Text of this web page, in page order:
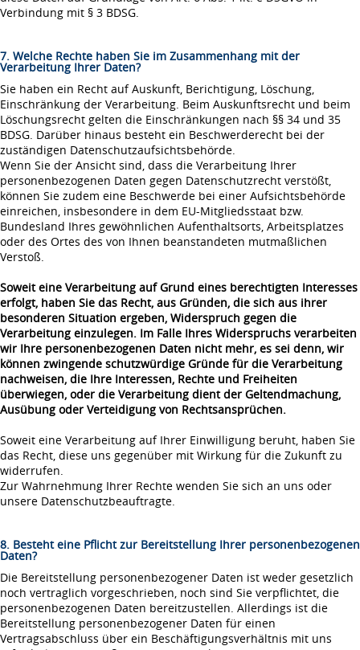
Verbindung mit § 3 BDSG.
7. Welche Rechte haben Sie im Zusammenhang mit der
Verarbeitung Ihrer Daten?
Sie haben ein Recht auf Auskunft, Berichtigung, Löschung,
Einschränkung der Verarbeitung. Beim Auskunftsrecht und beim
Löschungsrecht gelten die Einschränkungen nach §§ 34 und 35
BDSG. Darüber hinaus besteht ein Beschwerderecht bei der
zuständigen Datenschutzaufsichtsbehörde.
Wenn Sie der Ansicht sind, dass die Verarbeitung Ihrer
personenbezogenen Daten gegen Datenschutzrecht verstößt,
können Sie zudem eine Beschwerde bei einer Aufsichtsbehörde
einreichen, insbesondere in dem EU-Mitgliedsstaat bzw.
Bundesland Ihres gewöhnlichen Aufenthaltsorts, Arbeitsplatzes
oder des Ortes des von Ihnen beanstandeten mutmaßlichen
Verstoß.
Soweit eine Verarbeitung auf Grund eines berechtigten Interesses
erfolgt, haben Sie das Recht, aus Gründen, die sich aus ihrer
besonderen Situation ergeben, Widerspruch gegen die
Verarbeitung einzulegen. Im Falle Ihres Widerspruchs verarbeiten
wir Ihre personenbezogenen Daten nicht mehr, es sei denn, wir
können zwingende schutzwürdige Gründe für die Verarbeitung
nachweisen, die Ihre Interessen, Rechte und Freiheiten
überwiegen, oder die Verarbeitung dient der Geltendmachung,
Ausübung oder Verteidigung von Rechtsansprüchen.
Soweit eine Verarbeitung auf Ihrer Einwilligung beruht, haben Sie
das Recht, diese uns gegenüber mit Wirkung für die Zukunft zu
widerrufen.
Zur Wahrnehmung Ihrer Rechte wenden Sie sich an uns oder
unsere Datenschutzbeauftragte.
8. Besteht eine Pflicht zur Bereitstellung Ihrer personenbezogenen
Daten?
Die Bereitstellung personenbezogener Daten ist weder gesetzlich
noch vertraglich vorgeschrieben, noch sind Sie verpflichtet, die
personenbezogenen Daten bereitzustellen. Allerdings ist die
Bereitstellung personenbezogener Daten für einen
Vertragsabschluss über ein Beschäftigungsverhältnis mit uns